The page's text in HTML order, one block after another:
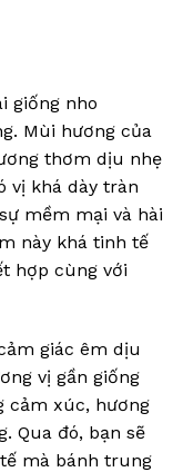
giống nho
Mùi hương của
thơm dịu nhẹ
vị khá dày tràn
mềm mại và hài
này khá tinh tế
hợp cùng với
giác êm dịu
vị gần giống
cảm xúc, hương
Qua đó, bạn sẽ
mà bánh trung